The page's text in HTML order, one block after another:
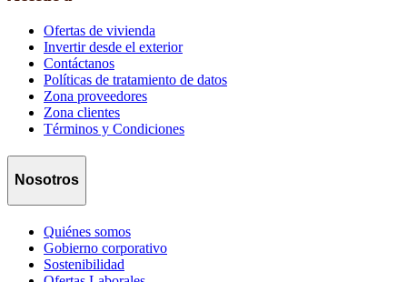
Ofertas de vivienda
Invertir desde el exterior
Contáctanos
Políticas de tratamiento de datos
Zona proveedores
Zona clientes
Términos y Condiciones
Nosotros
Quiénes somos
Gobierno corporativo
Sostenibilidad